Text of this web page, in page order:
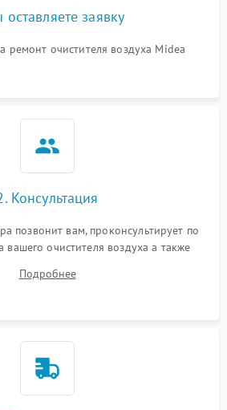
оставляете заявку
ремонт очистителя воздуха Midea
Консультация
позвонит вам, проконсультирует по
вашего очистителя воздуха а также
Подробнее